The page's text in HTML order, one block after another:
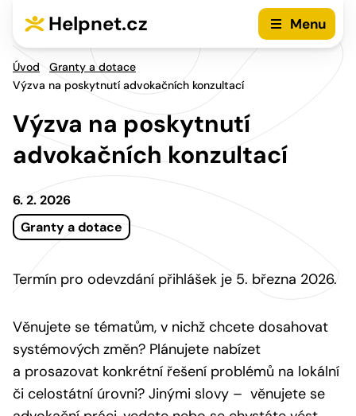
Helpnet.cz Menu
Úvod
Granty a dotace
Výzva na poskytnutí advokačních konzultací
Výzva na poskytnutí
advokačních konzultací
6. 2. 2026
Granty a dotace
Termín pro odevzdání přihlášek je 5. března 2026.
Věnujete se tématům, v nichž chcete dosahovat
systémových změn? Plánujete nabízet
a prosazovat konkrétní řešení problémů na lokální
či celostátní úrovni? Jinými slovy – věnujete se